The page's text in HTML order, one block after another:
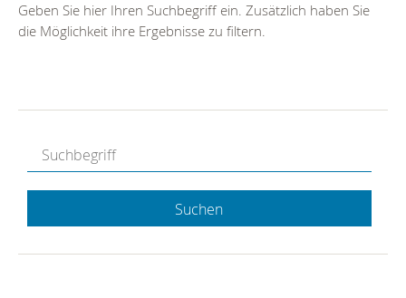
Geben Sie hier Ihren Suchbegriff ein. Zusätzlich haben Sie
die Möglichkeit ihre Ergebnisse zu filtern.
Suchen